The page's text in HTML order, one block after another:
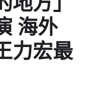
海外
力宏最